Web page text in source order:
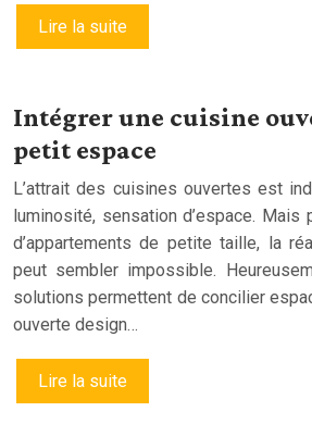
Lire la suite
Intégrer une cuisine
petit espace
L’attrait des cuisines ouvertes est
luminosité, sensation d’espace. Mais
d’appartements de petite taille, la
peut sembler impossible.
solutions permettent de concilier
ouverte design…
Lire la suite